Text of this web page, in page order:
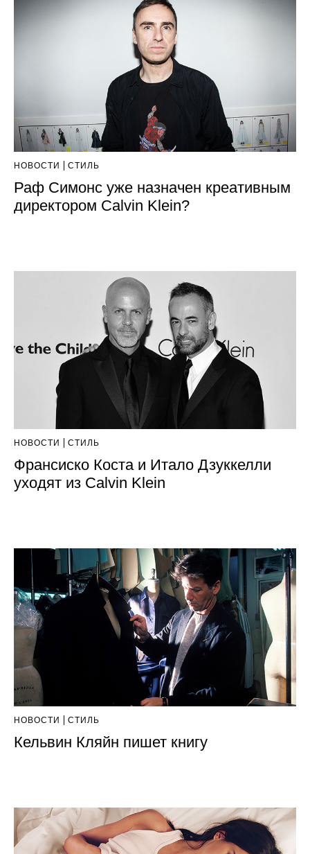
НОВОСТИ СТИЛЬ
Раф Симонс уже назначен креативным
директором Calvin Klein?
НОВОСТИ СТИЛЬ
Франсиско Коста и Итало Дзуккелли
уходят из Calvin Klein
НОВОСТИ СТИЛЬ
Кельвин Кляйн пишет книгу